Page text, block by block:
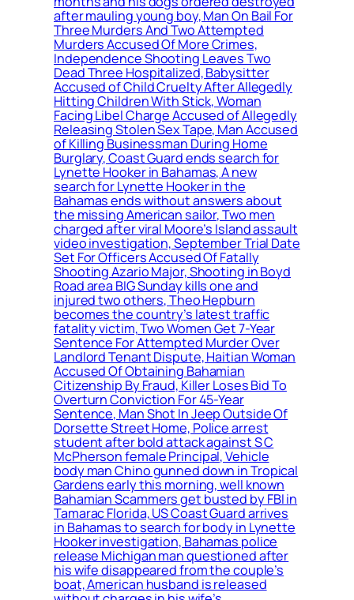
after mauling young boy, Man On Bail For
Three Murders And Two Attempted
Murders Accused Of More Crimes,
Independence Shooting Leaves Two
Dead Three Hospitalized, Babysitter
Accused of Child Cruelty After Allegedly
Hitting Children With Stick, Woman
Facing Libel Charge Accused of Allegedly
Releasing Stolen Sex Tape, Man Accused
of Killing Businessman During Home
Burglary, Coast Guard ends search for
Lynette Hooker in Bahamas, A new
search for Lynette Hooker in the
Bahamas ends without answers about
the missing American sailor, Two men
charged after viral Moore’s Island assault
video investigation, September Trial Date
Set For Officers Accused Of Fatally
Shooting Azario Major, Shooting in Boyd
Road area BIG Sunday kills one and
injured two others, Theo Hepburn
becomes the country’s latest traffic
fatality victim, Two Women Get 7-Year
Sentence For Attempted Murder Over
Landlord Tenant Dispute, Haitian Woman
Accused Of Obtaining Bahamian
Citizenship By Fraud, Killer Loses Bid To
Overturn Conviction For 45-Year
Sentence, Man Shot In Jeep Outside Of
Dorsette Street Home, Police arrest
student after bold attack against S C
McPherson female Principal, Vehicle
body man Chino gunned down in Tropical
Gardens early this morning, well known
Bahamian Scammers get busted by FBI in
Tamarac Florida, US Coast Guard arrives
in Bahamas to search for body in Lynette
Hooker investigation, Bahamas police
release Michigan man questioned after
his wife disappeared from the couple’s
boat, American husband is released